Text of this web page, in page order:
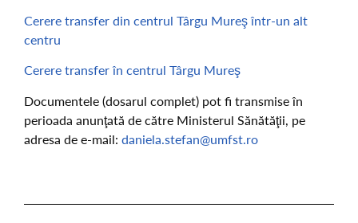
Cerere transfer din centrul Târgu Mureş într-un alt
centru
Cerere transfer în centrul Târgu Mureş
Documentele (dosarul complet) pot fi transmise în
perioada anunţată de către Ministerul Sănătăţii, pe
adresa de e-mail: daniela.stefan@umfst.ro